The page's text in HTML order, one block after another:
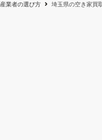
業者の選び方 埼玉県の空き家買